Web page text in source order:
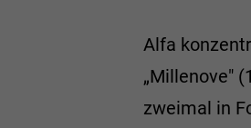
Alfa
„Millenove"
zweimal in